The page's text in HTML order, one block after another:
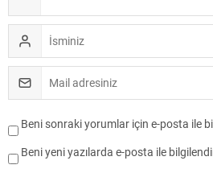
Beni sonraki yorumlar için e-posta ile
Beni yeni yazılarda e-posta ile